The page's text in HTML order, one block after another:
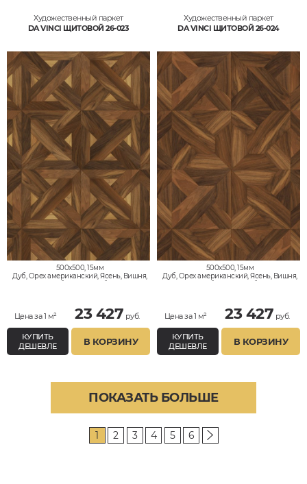
Художественный паркет
DA VINCI ЩИТОВОЙ 26-023
500x500, 15мм
Дуб, Орех американский, Ясень, Вишня,
Цена за 1 м² 23 427 руб.
КУПИТЬ
ДЕШЕВЛЕ
В КОРЗИНУ
Художественный паркет
DA VINCI ЩИТОВОЙ 26-024
500x500, 15мм
Дуб, Орех американский, Ясень, Вишня,
Цена за 1 м² 23 427 руб.
КУПИТЬ
ДЕШЕВЛЕ
В КОРЗИНУ
ПОКАЗАТЬ БОЛЬШЕ
1 2 3 4 5 6